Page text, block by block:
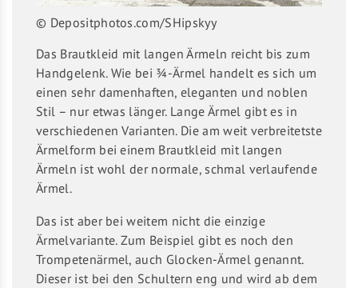
© Depositphotos.com/SHipskyy
Das Brautkleid mit langen Ärmeln reicht bis zum
Handgelenk. Wie bei ¾-Ärmel handelt es sich um
einen sehr damenhaften, eleganten und noblen
Stil – nur etwas länger. Lange Ärmel gibt es in
verschiedenen Varianten. Die am weit verbreitetste
Ärmelform bei einem Brautkleid mit langen
Ärmeln ist wohl der normale, schmal verlaufende
Ärmel.
Das ist aber bei weitem nicht die einzige
Ärmelvariante. Zum Beispiel gibt es noch den
Trompetenärmel, auch Glocken-Ärmel genannt.
Dieser ist bei den Schultern eng und wird ab dem